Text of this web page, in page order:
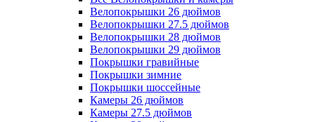
Велопокрышки 26 дюймов
Велопокрышки 27.5 дюймов
Велопокрышки 28 дюймов
Велопокрышки 29 дюймов
Покрышки гравийные
Покрышки зимние
Покрышки шоссейные
Камеры 26 дюймов
Камеры 27.5 дюймов